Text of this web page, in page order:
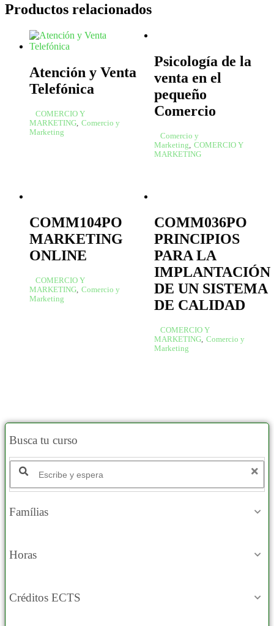
Productos relacionados
Atención y Venta
Telefónica
COMERCIO Y
MARKETING Comercio y
Marketing
Psicología de la
venta en el
pequeño
Comercio
Comercio y
Marketing
COMERCIO Y
MARKETING
COMM104PO
MARKETING
ONLINE
COMERCIO Y
MARKETING, Comercio y
Marketing
COMM036PO
PRINCIPIOS
PARA LA
IMPLANTACIÓN
DE UN SISTEMA
DE CALIDAD
COMERCIO Y
MARKETING, Comercio y
Marketing
Busca tu curso
Famílias
Horas
Créditos ECTS